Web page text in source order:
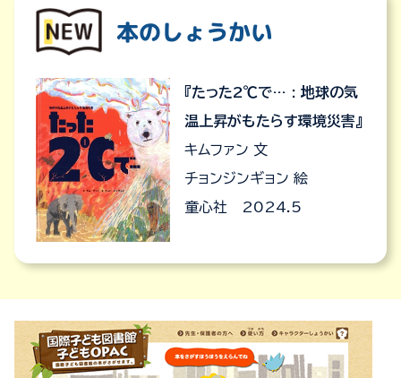
本のしょうかい
『たった2℃で… : 地球の気
温上昇がもたらす環境災害』
キムファン 文
チョンジンギョン 絵
童心社 2024.5